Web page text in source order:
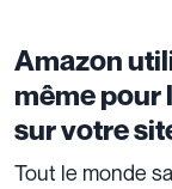
Amazon
même pour
sur votre
Tout le monde